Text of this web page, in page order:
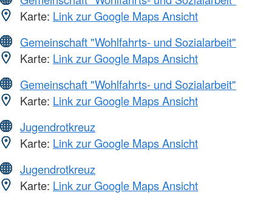
Karte: Link zur Google Maps Ansicht
Gemeinschaft "Wohlfahrts- und Sozialarbeit"
Karte: Link zur Google Maps Ansicht
Gemeinschaft "Wohlfahrts- und Sozialarbeit"
Karte: Link zur Google Maps Ansicht
Jugendrotkreuz
Karte: Link zur Google Maps Ansicht
Jugendrotkreuz
Karte: Link zur Google Maps Ansicht